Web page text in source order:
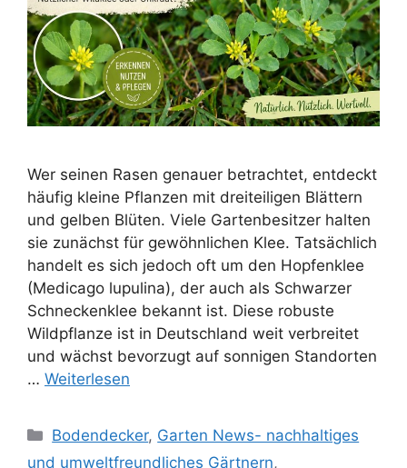
Wer seinen Rasen genauer betrachtet, entdeckt
häufig kleine Pflanzen mit dreiteiligen Blättern
und gelben Blüten. Viele Gartenbesitzer halten
sie zunächst für gewöhnlichen Klee. Tatsächlich
handelt es sich jedoch oft um den Hopfenklee
(Medicago lupulina), der auch als Schwarzer
Schneckenklee bekannt ist. Diese robuste
Wildpflanze ist in Deutschland weit verbreitet
und wächst bevorzugt auf sonnigen Standorten
… Weiterlesen
Kategorien
Bodendecker, Garten News- nachhaltiges
und umweltfreundliches Gärtnern,